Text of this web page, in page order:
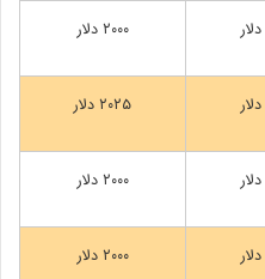
۲۰۰۰ دلار
۲۰۲۵ دلار
۲۰۰۰ دلار
۲۰۰۰ دلار